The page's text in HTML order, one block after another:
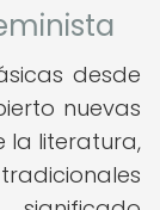
desde
nuevas
la literatura,